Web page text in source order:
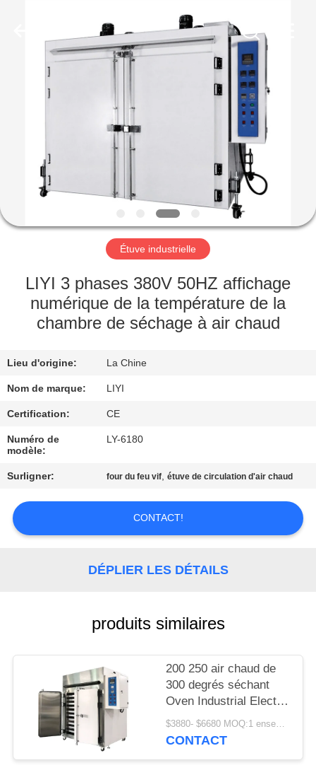
MAISON
SUJET
DE
NOUS
VISITE
D'USINE
DE
QUALITÉ
CONTACTEZ-
NOUS
DEMANDEZ
PRIVACY
POLICY
Étuve industrielle
LIYI 3 phases 380V 50HZ affichage
numérique de la température de la
chambre de séchage à air chaud
Lieu d'origine: La Chine
Nom de marque: LIYI
Certification: CE
Numéro de
modèle:
LY-6180
Surligner: four du feu vif,étuve de circulation d'air chaud
CONTACT!
DÉPLIER LES DÉTAILS
produits similaires
200 250 air chaud de
300 degrés séchant
Oven Industrial Electric
Circulation Heating
$3880- $6680 MOQ:1 ensemble
CONTACT